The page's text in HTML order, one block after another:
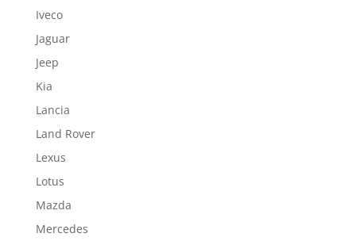
Iveco
Jaguar
Jeep
Kia
Lancia
Land Rover
Lexus
Lotus
Mazda
Mercedes